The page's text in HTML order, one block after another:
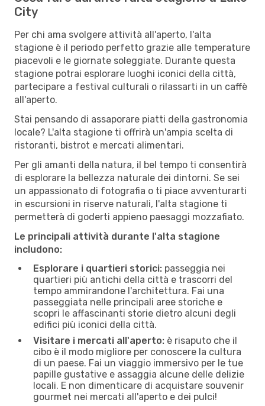
City
Per chi ama svolgere attività all'aperto, l'alta
stagione è il periodo perfetto grazie alle temperature
piacevoli e le giornate soleggiate. Durante questa
stagione potrai esplorare luoghi iconici della città,
partecipare a festival culturali o rilassarti in un caffè
all'aperto.
Stai pensando di assaporare piatti della gastronomia
locale? L'alta stagione ti offrirà un'ampia scelta di
ristoranti, bistrot e mercati alimentari.
Per gli amanti della natura, il bel tempo ti consentirà
di esplorare la bellezza naturale dei dintorni. Se sei
un appassionato di fotografia o ti piace avventurarti
in escursioni in riserve naturali, l'alta stagione ti
permetterà di goderti appieno paesaggi mozzafiato.
Le principali attività durante l'alta stagione
includono:
Esplorare i quartieri storici: passeggia nei
quartieri più antichi della città e trascorri del
tempo ammirandone l'architettura. Fai una
passeggiata nelle principali aree storiche e
scopri le affascinanti storie dietro alcuni degli
edifici più iconici della città.
Visitare i mercati all'aperto: è risaputo che il
cibo è il modo migliore per conoscere la cultura
di un paese. Fai un viaggio immersivo per le tue
papille gustative e assaggia alcune delle delizie
locali. E non dimenticare di acquistare souvenir
gourmet nei mercati all'aperto e dei pulci!